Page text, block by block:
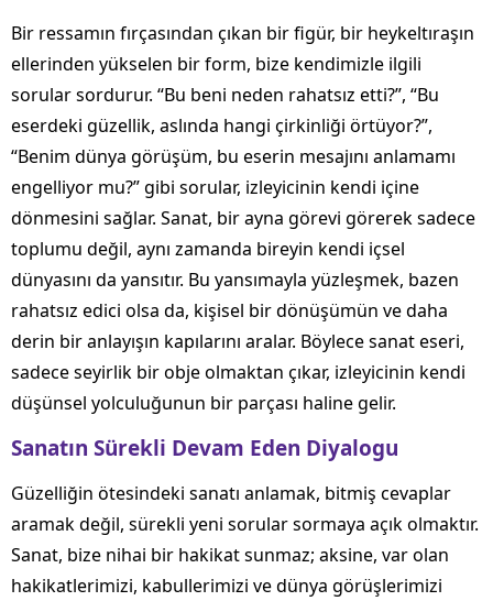
Bir ressamın fırçasından çıkan bir figür, bir heykeltıraşın
ellerinden yükselen bir form, bize kendimizle ilgili
sorular sordurur. “Bu beni neden rahatsız etti?”, “Bu
eserdeki güzellik, aslında hangi çirkinliği örtüyor?”,
“Benim dünya görüşüm, bu eserin mesajını anlamamı
engelliyor mu?” gibi sorular, izleyicinin kendi içine
dönmesini sağlar. Sanat, bir ayna görevi görerek sadece
toplumu değil, aynı zamanda bireyin kendi içsel
dünyasını da yansıtır. Bu yansımayla yüzleşmek, bazen
rahatsız edici olsa da, kişisel bir dönüşümün ve daha
derin bir anlayışın kapılarını aralar. Böylece sanat eseri,
sadece seyirlik bir obje olmaktan çıkar, izleyicinin kendi
düşünsel yolculuğunun bir parçası haline gelir.
Sanatın Sürekli Devam Eden Diyalogu
Güzelliğin ötesindeki sanatı anlamak, bitmiş cevaplar
aramak değil, sürekli yeni sorular sormaya açık olmaktır.
Sanat, bize nihai bir hakikat sunmaz; aksine, var olan
hakikatlerimizi, kabullerimizi ve dünya görüşlerimizi